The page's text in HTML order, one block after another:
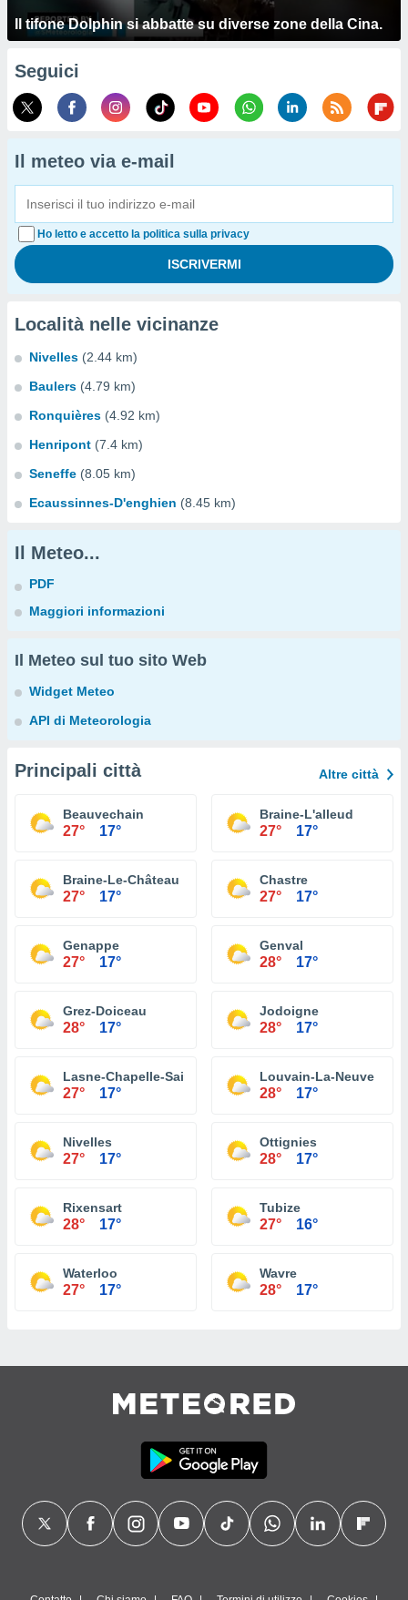
Il tifone Dolphin si abbatte su diverse zone della Cina.
Seguici
Il meteo via e-mail
Ho letto e accetto la politica sulla privacy
Località nelle vicinanze
Nivelles (2.44 km)
Baulers (4.79 km)
Ronquières (4.92 km)
Henripont (7.4 km)
Seneffe (8.05 km)
Ecaussinnes-D'enghien (8.45 km)
Il Meteo...
PDF
Maggiori informazioni
Il Meteo sul tuo sito Web
Widget Meteo
API di Meteorologia
Principali città Altre città
Beauvechain
27° 17°
Braine-L'alleud
27° 17°
Braine-Le-Château
27° 17°
Chastre
27° 17°
Genappe
27° 17°
Genval
28° 17°
Grez-Doiceau
28° 17°
Jodoigne
28° 17°
Lasne-Chapelle-Saint-Lambert
27° 17°
Louvain-La-Neuve
28° 17°
Nivelles
27° 17°
Ottignies
28° 17°
Rixensart
28° 17°
Tubize
27° 16°
Waterloo
27° 17°
Wavre
28° 17°